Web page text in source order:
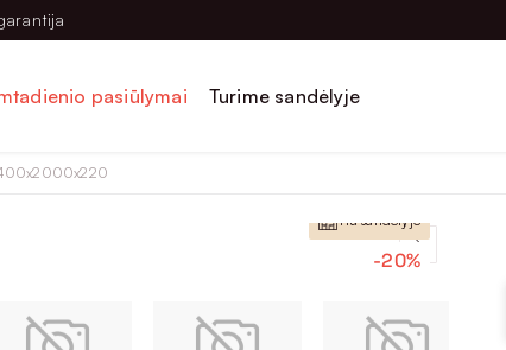
pasiūlymai Turime sandėlyje
-20%
Yra sandėlyje